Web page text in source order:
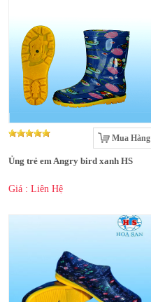
Mua Hàng
Ủng trẻ em Angry bird xanh HS
Giá : Liên Hệ